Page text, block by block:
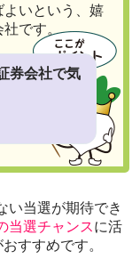
よいという、嬉
社です。
券会社で気
い当選が期待でき
当選チャンスに活
すすめです。